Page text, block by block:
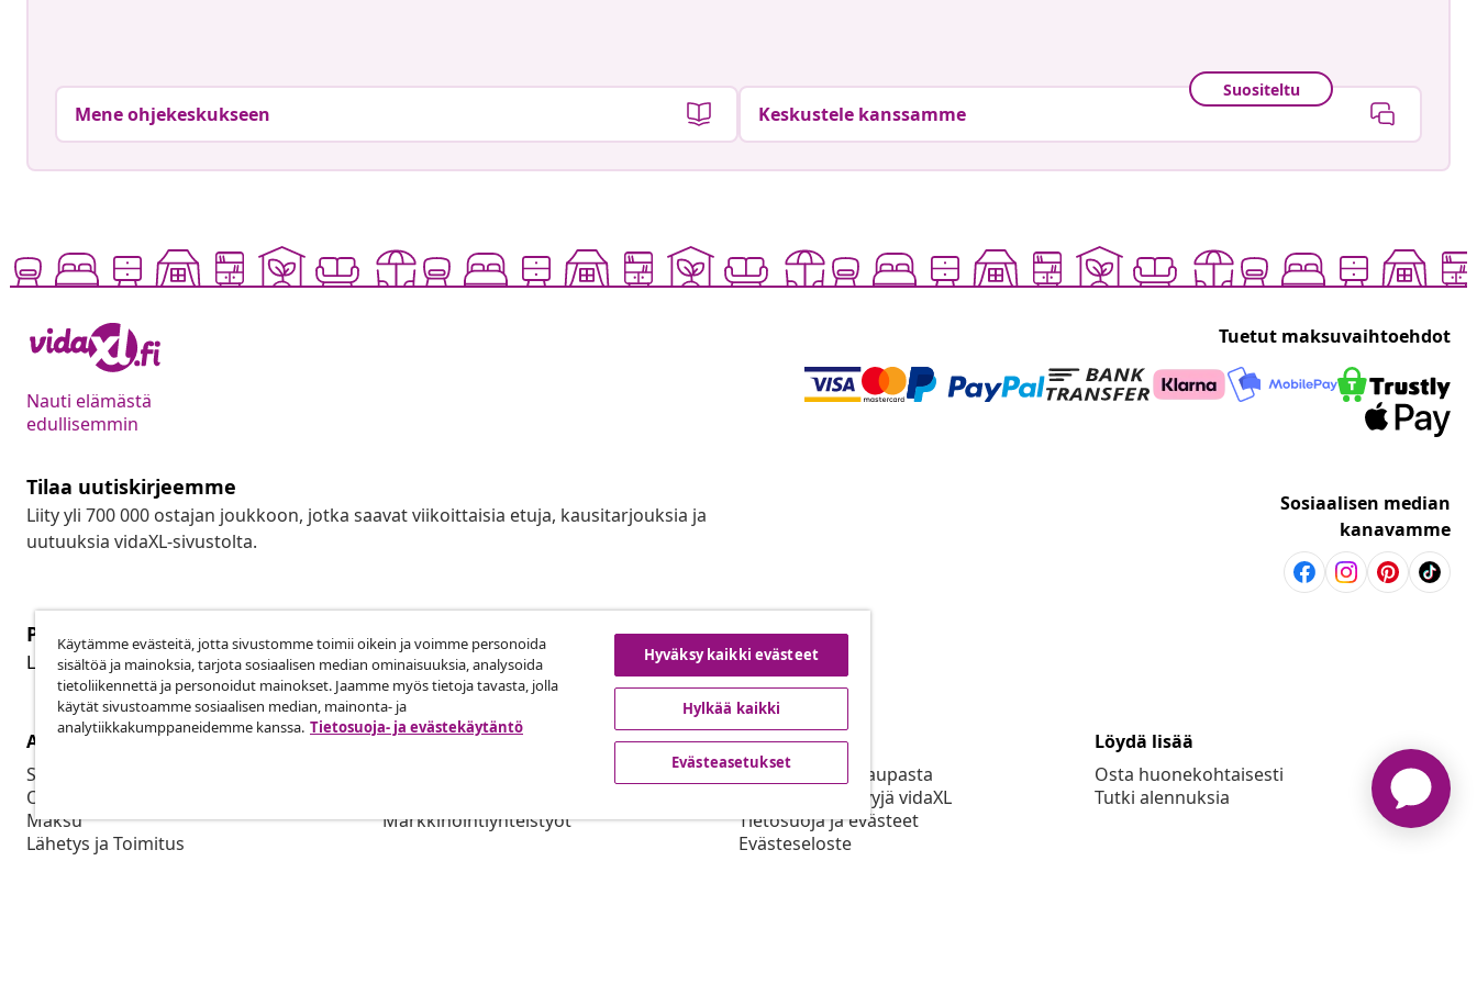
Mene ohjekeskukseen
Suositeltu
Keskustele kanssamme
Nauti elämästä
edullisemmin
Tuetut maksuvaihtoehdot
Tilaa uutiskirjeemme
Liity yli 700 000 ostajan joukkoon, jotka saavat viikoittaisia etuja, kausitarjouksia ja
uutuuksia vidaXL-sivustolta.
Sosiaalisen median
kanavamme
Peruuta tilaus
Lähetä tilauksen peruutuspyyntö.
Peruuta tilaus
Asiakaspalvelu
Seuraa tilaustasi
Oma tilini
Maksu
Lähetys ja Toimitus
Liiketoiminta
Markkinointiyhteistyöt
vidaXL
Tietoja vidaXL kaupasta
Käyttöehdot Myyjä vidaXL
Tietosuoja ja evästeet
Evästeseloste
Löydä lisää
Osta huonekohtaisesti
Tutki alennuksia
Käytämme evästeitä, jotta sivustomme toimii oikein ja voimme personoida
sisältöä ja mainoksia, tarjota sosiaalisen median ominaisuuksia, analysoida
tietoliikennettä ja personoidut mainokset. Jaamme myös tietoja tavasta, jolla
käytät sivustoamme sosiaalisen median, mainonta- ja
analytiikkakumppaneidemme kanssa. Tietosuoja- ja evästekäytäntö
Hyväksy kaikki evästeet
Hylkää kaikki
Evästeasetukset